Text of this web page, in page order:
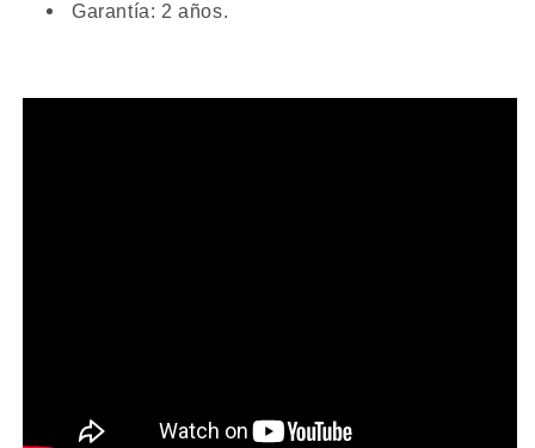
Garantía: 2 años.